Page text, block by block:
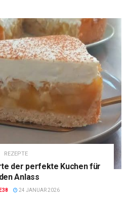
REZEPTE
der perfekte Kuchen für
Anlass
24 JANUAR 2026